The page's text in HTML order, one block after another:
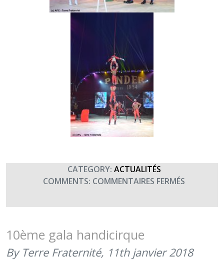
CATEGORY: ACTUALITÉS
COMMENTS: COMMENTAIRES FERMÉS
DU
10ème gala handicirque
By Terre Fraternité, 11th janvier 2018